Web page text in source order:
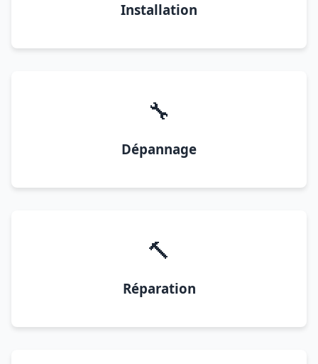
Installation
🔧
Dépannage
🔨
Réparation